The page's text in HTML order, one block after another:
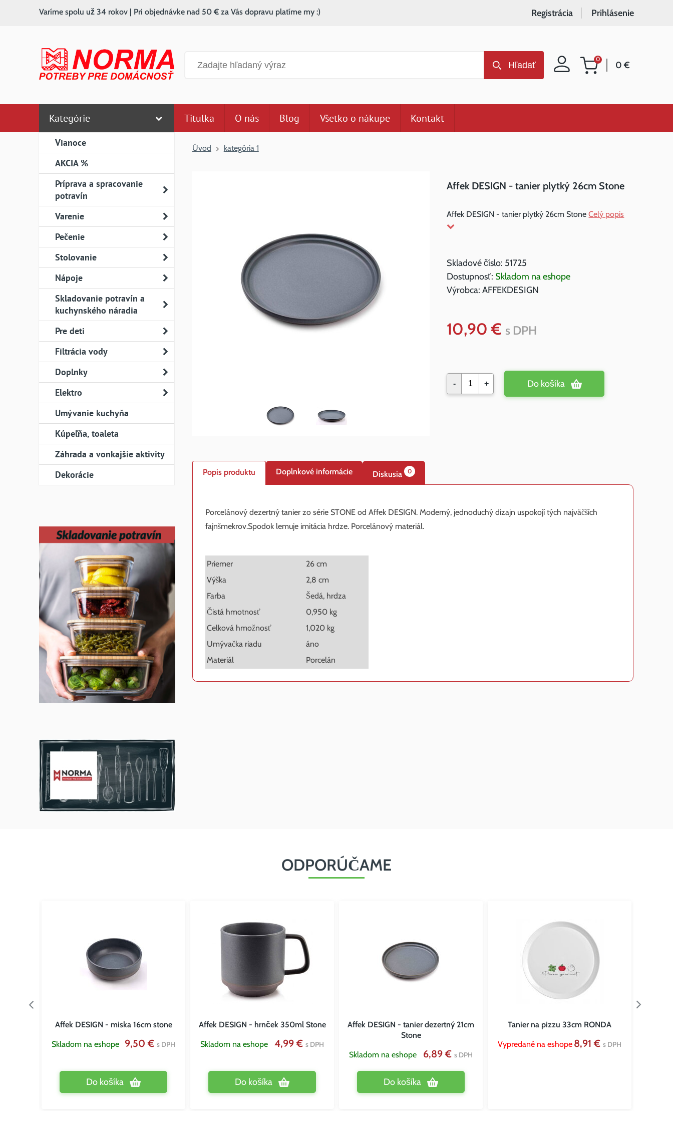
Nákupný
0
0 €
Hľadať
Varíme spolu už 34 rokov | Pri objednávke nad 50 € za Vás dopravu platíme my :) Registrácia Prihlásenie
Kategórie
Vianoce
AKCIA %
Príprava a spracovanie
potravín
Varenie
Pečenie
Stolovanie
Nápoje
Skladovanie potravín a
kuchynského náradia
Pre deti
Filtrácia vody
Doplnky
Elektro
Umývanie kuchyňa
Kúpeľňa, toaleta
Záhrada a vonkajšie aktivity
Dekorácie
Titulka O nás Blog Všetko o nákupe Kontakt
Úvod kategória 1
Affek DESIGN - tanier plytký 26cm Stone
Affek DESIGN - tanier plytký 26cm Stone Celý popis
Skladové číslo: 51725
Dostupnosť: Skladom na eshope
Výrobca:AFFEKDESIGN
10,90 € s DPH
- + Do košíka
Popis produktu Doplnkové informácie Diskusia 0
Porcelánový dezertný tanier zo série STONE od Affek DESIGN. Moderný, jednoduchý dizajn uspokojí tých najväčších
fajnšmekrov.Spodok lemuje imitácia hrdze. Porcelánový materiál.
Priemer
26 cm
Výška
2,8 cm
Farba
Šedá, hrdza
Čistá hmotnosť
0,950 kg
Celková hmožnosť
1,020 kg
Umývačka riadu
áno
Materiál
Porcelán
ODPORÚČAME
Affek DESIGN - miska 16cm stone
Skladom na eshope 9,50 €s DPH
Do košíka
Affek DESIGN - hrnček 350ml Stone
Skladom na eshope 4,99 €s DPH
Do košíka
Affek DESIGN - tanier dezertný 21cm
Stone
Skladom na eshope 6,89 €s DPH
Do košíka
Tanier na pizzu 33cm RONDA
Vypredané na eshope 8,91 €s DPH